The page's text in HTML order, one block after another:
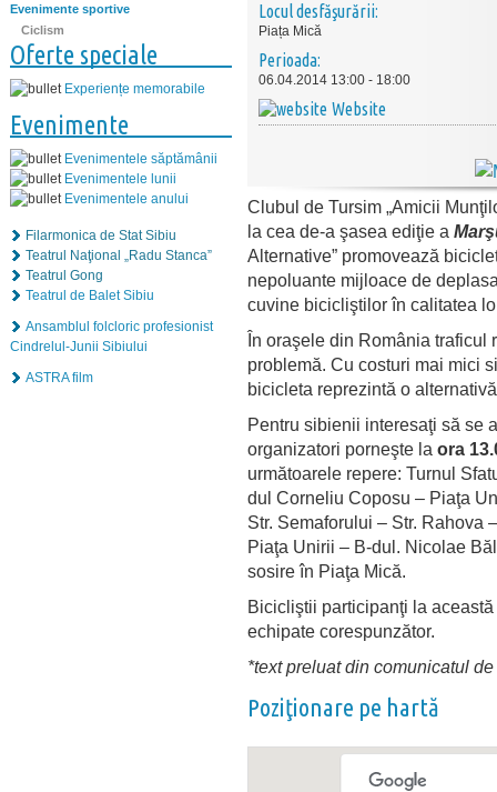
Evenimente sportive
Ciclism
Oferte speciale
Experiențe memorabile
Evenimente
Evenimentele săptămânii
Evenimentele lunii
Evenimentele anului
Filarmonica de Stat Sibiu
Teatrul Naţional „Radu Stanca”
Teatrul Gong
Teatrul de Balet Sibiu
Ansamblul folcloric profesionist
Cindrelul-Junii Sibiului
ASTRA film
Locul desfăşurării:
Piața Mică
Perioada:
06.04.2014 13:00 - 18:00
Website
Clubul de Tursim „Amicii
la cea de-a şasea ediţie a
Alternative” promovează
nepoluante mijloace de
cuvine bicicliştilor în calitatea
În oraşele din România traficul
problemă. Cu costuri mai mici
bicicleta reprezintă o
Pentru sibienii interesaţi să se
organizatori porneşte la ora
următoarele repere: Turnul
dul Corneliu Coposu – Piaţa
Str. Semaforului – Str. Rahova
Piaţa Unirii – B-dul. Nicolae
sosire în Piaţa Mică.
Bicicliştii participanţi la
echipate corespunzător.
*text preluat din comunicatul
Poziţionare pe hartă